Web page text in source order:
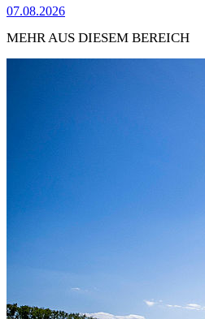
07.08.2026
MEHR AUS DIESEM BEREICH